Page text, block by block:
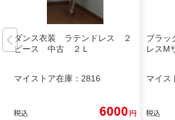
ダンス衣装 ラテンドレス ２
ピース 中古 ２Ｌ
マイストア在庫： 2816
税込 6000円
ブラッ
レスM
マイス
税込